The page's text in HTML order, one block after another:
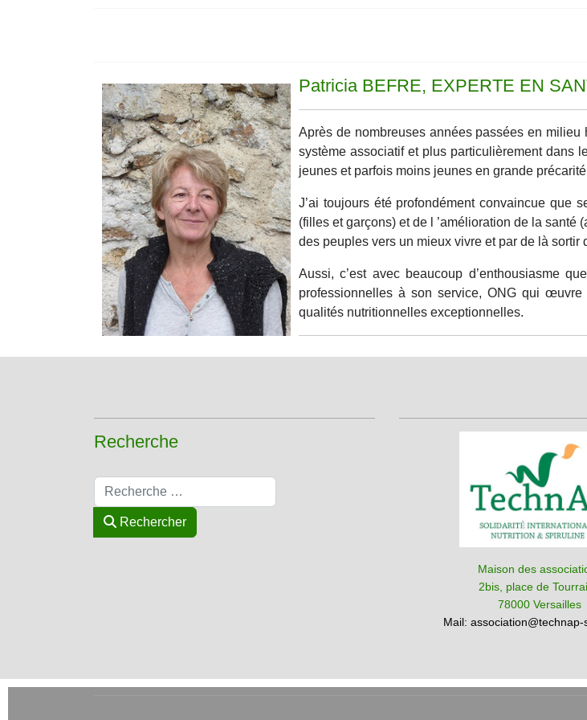
Patricia BEFRE, EXPERTE EN
Après de nombreuses années passées en
système associatif et plus particulièrement dans
jeunes et parfois moins jeunes en grande
J’ai toujours été profondément convaincue que
(filles et garçons) et de l ’amélioration de la
des peuples vers un mieux vivre et par de là
Aussi, c’est avec beaucoup d’enthousiasme
professionnelles à son service, ONG qui
qualités nutritionnelles exceptionnelles.
Recherche
Rechercher
Rechercher
Maison des
2bis, place de
78000 Versailles
Mail: association@technap-